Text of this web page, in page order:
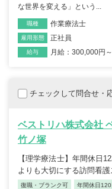
な世界を変える」という...
職種 作業療法士
雇用形態 正社員
給与 月給：300,000円
チェックして問合せ・
ベストリハ株式会社
竹ノ塚
【理学療法士】年間休日
よりも大切にする訪問看
復職・ブランク可 年間休日120